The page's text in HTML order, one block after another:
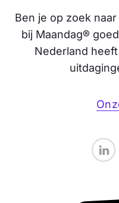
Ben je op zoek
bij Maandag®
Nederland